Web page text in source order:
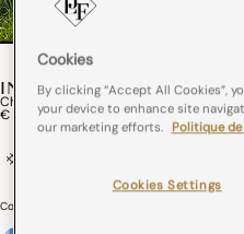
INSTANT BUCOLIQUE
Chemin De Table Instant Bucolique
€ 87,00
Couleurs :
Cookies
By clicking “Accept All Cookies”,
your device to enhance site
our marketing efforts. Politique
Cookies Settings